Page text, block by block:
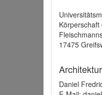
17475
Daniel